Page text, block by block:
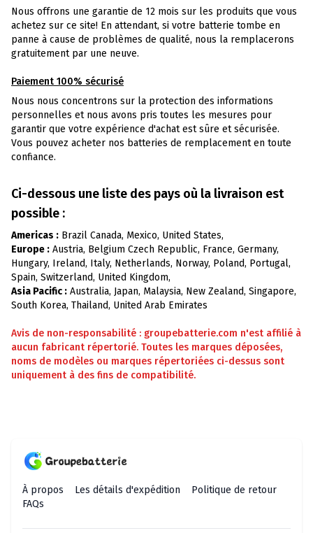
Nous offrons une garantie de 12 mois sur les produits que vous
achetez sur ce site! En attendant, si votre batterie tombe en
panne à cause de problèmes de qualité, nous la remplacerons
gratuitement par une neuve.
Paiement 100% sécurisé
Nous nous concentrons sur la protection des informations
personnelles et nous avons pris toutes les mesures pour
garantir que votre expérience d'achat est sûre et sécurisée.
Vous pouvez acheter nos batteries de remplacement en toute
confiance.
Ci-dessous une liste des pays où la livraison est
possible :
Americas : Brazil Canada, Mexico, United States,
Europe : Austria, Belgium Czech Republic, France, Germany,
Hungary, Ireland, Italy, Netherlands, Norway, Poland, Portugal,
Spain, Switzerland, United Kingdom,
Asia Pacific : Australia, Japan, Malaysia, New Zealand, Singapore,
South Korea, Thailand, United Arab Emirates
Avis de non-responsabilité : groupebatterie.com n'est affilié à
aucun fabricant répertorié. Toutes les marques déposées,
noms de modèles ou marques répertoriées ci-dessus sont
uniquement à des fins de compatibilité.
À propos Les détails d'expédition
Politique de retour
FAQs